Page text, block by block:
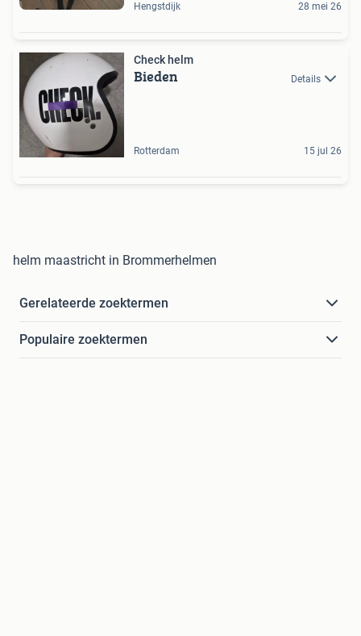
Hengstdijk 28 mei 26
Check helm
Bieden Details
Rotterdam 15 jul 26
helm maastricht in Brommerhelmen
Gerelateerde zoektermen
Populaire zoektermen